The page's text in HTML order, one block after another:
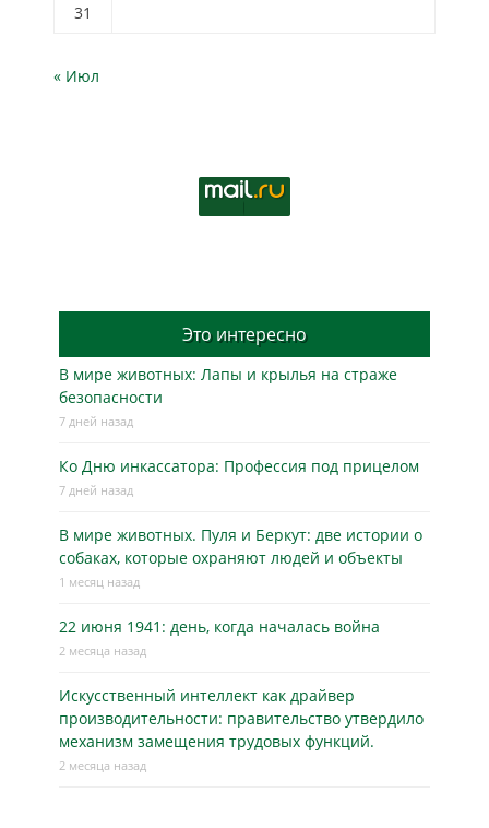
31
« Июл
Это интересно
В мире животных: Лапы и крылья на страже
безопасности
7 дней назад
Ко Дню инкассатора: Профессия под прицелом
7 дней назад
В мире животных. Пуля и Беркут: две истории о
собаках, которые охраняют людей и объекты
1 месяц назад
22 июня 1941: день, когда началась война
2 месяца назад
Искусственный интеллект как драйвер
производительности: правительство утвердило
механизм замещения трудовых функций.
2 месяца назад